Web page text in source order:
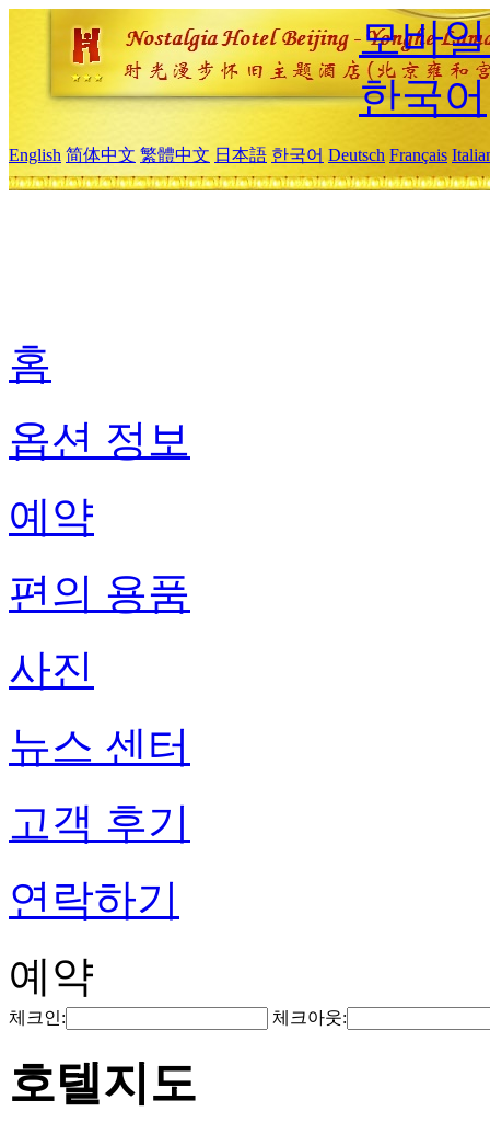
모바
한국어
English 简体中文 繁體中文 日本語 한국어 Deutsch Français
홈
옵션 정보
예약
편의 용품
사진
뉴스 센터
고객 후기
연락하기
예약
체크인: 체크아웃:
호텔지도